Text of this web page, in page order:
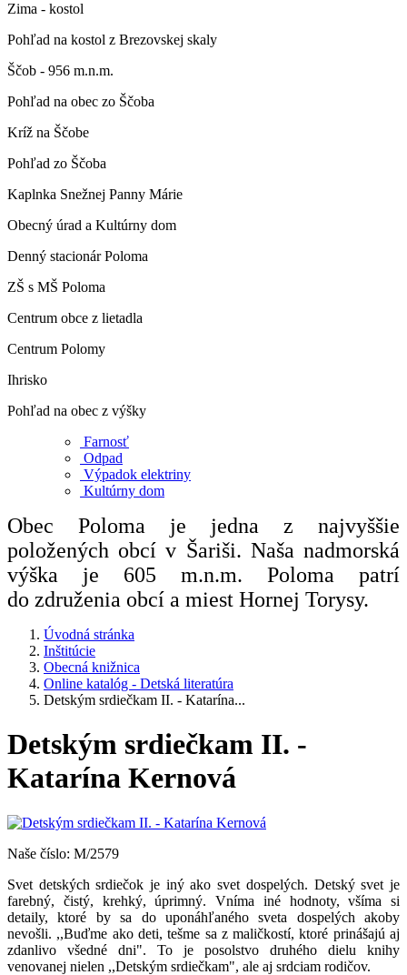
Zima - kostol
Pohľad na kostol z Brezovskej skaly
Ščob - 956 m.n.m.
Pohľad na obec zo Ščoba
Kríž na Ščobe
Pohľad zo Ščoba
Kaplnka Snežnej Panny Márie
Obecný úrad a Kultúrny dom
Denný stacionár Poloma
ZŠ s MŠ Poloma
Centrum obce z lietadla
Centrum Polomy
Ihrisko
Pohľad na obec z výšky
Farnosť
Odpad
Výpadok elektriny
Kultúrny dom
Obec Poloma je jedna z najvyššie
položených obcí v Šariši. Naša nadmorská
výška je 605 m.n.m. Poloma patrí
do združenia obcí a miest Hornej Torysy.
Úvodná stránka
Inštitúcie
Obecná knižnica
Online katalóg - Detská literatúra
Detským srdiečkam II. - Katarína...
Detským srdiečkam II. -
Katarína Kernová
Naše číslo: M/2579
Svet detských srdiečok je iný ako svet dospelých. Detský svet je
farebný, čistý, krehký, úprimný. Vníma iné hodnoty, všíma si
detaily, ktoré by sa do uponáhľaného sveta dospelých akoby
nevošli. ,,Buďme ako deti, tešme sa z maličkostí, ktoré prinášajú aj
zdanlivo všedné dni". To je posolstvo druhého dielu knihy
venovanej nielen ,,Detským srdiečkam", ale aj srdciam rodičov.